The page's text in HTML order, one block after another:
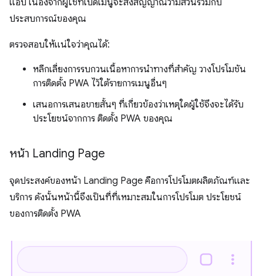
ประสบการณ์ของคุณ
ตรวจสอบให้แน่ใจว่าคุณได้:
หลีกเลี่ยงการรบกวนเนื้อหาการนำทางที่สำคัญ วางโปรโมชัน
การติดตั้ง PWA ไว้ใต้รายการเมนูอื่นๆ
เสนอการเสนอขายสั้นๆ ที่เกี่ยวข้องว่าเหตุใดผู้ใช้จึงจะได้รับ
ประโยชน์จากการ ติดตั้ง PWA ของคุณ
หน้า Landing Page
จุดประสงค์ของหน้า Landing Page คือการโปรโมตผลิตภัณฑ์และ
บริการ ดังนั้นหน้านี้จึงเป็นที่ที่เหมาะสมในการโปรโมต ประโยชน์
ของการติดตั้ง PWA